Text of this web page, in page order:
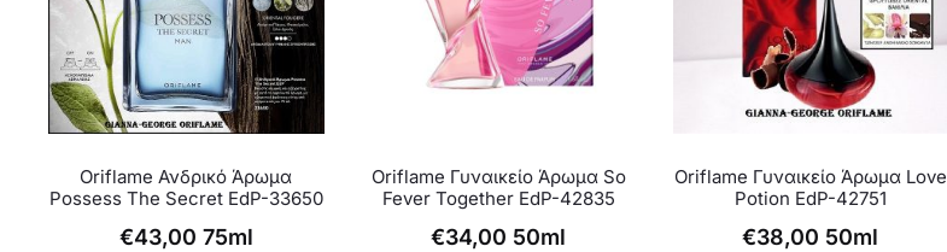
Oriflame Ανδρικό Άρωμα
Possess The Secret EdP-33650
€43,00 75ml
Oriflame Γυναικείο Άρωμα So
Fever Together EdP-42835
€34,00 50ml
Oriflame Γυναικείο Άρωμα Love
Potion EdP-42751
€38,00 50ml